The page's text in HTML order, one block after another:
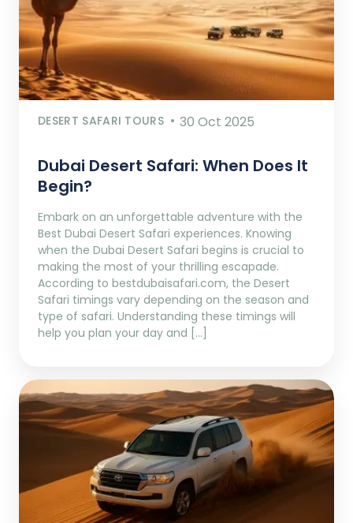
DESERT SAFARI TOURS 30 Oct 2025
Dubai Desert Safari: When Does It
Begin?
Embark on an unforgettable adventure with the
Best Dubai Desert Safari experiences. Knowing
when the Dubai Desert Safari begins is crucial to
making the most of your thrilling escapade.
According to bestdubaisafari.com, the Desert
Safari timings vary depending on the season and
type of safari. Understanding these timings will
help you plan your day and […]